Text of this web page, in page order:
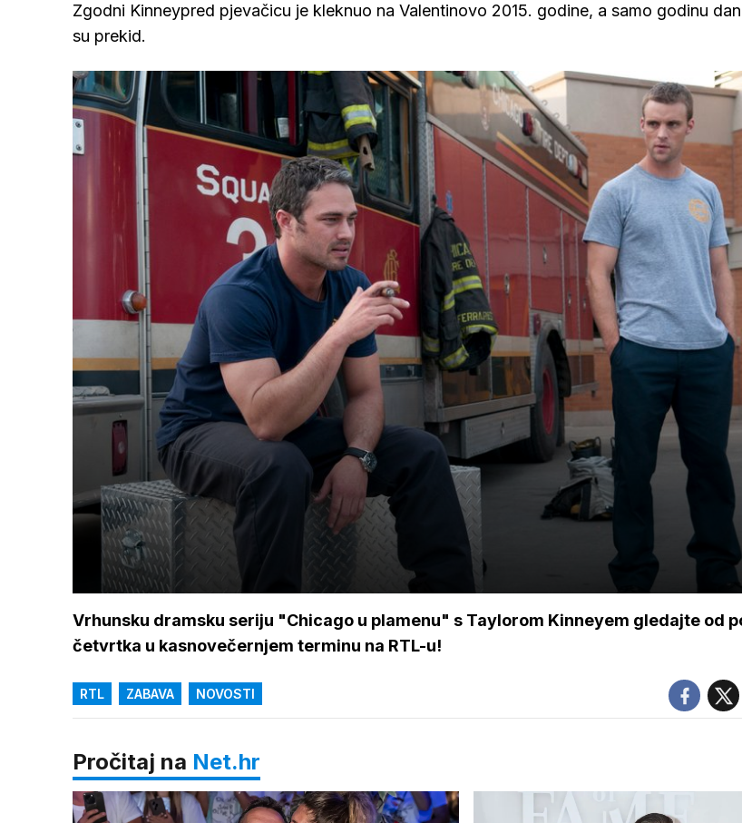
Zgodni Kinneypred pjevačicu je kleknuo na Valentinovo 2015. godine, a samo godinu
su prekid.
Vrhunsku dramsku seriju "Chicago u plamenu" s Taylorom Kinneyem gledajte od
četvrtka u kasnovečernjem terminu na RTL-u!
RTL ZABAVA NOVOSTI
Pročitaj na Net.hr